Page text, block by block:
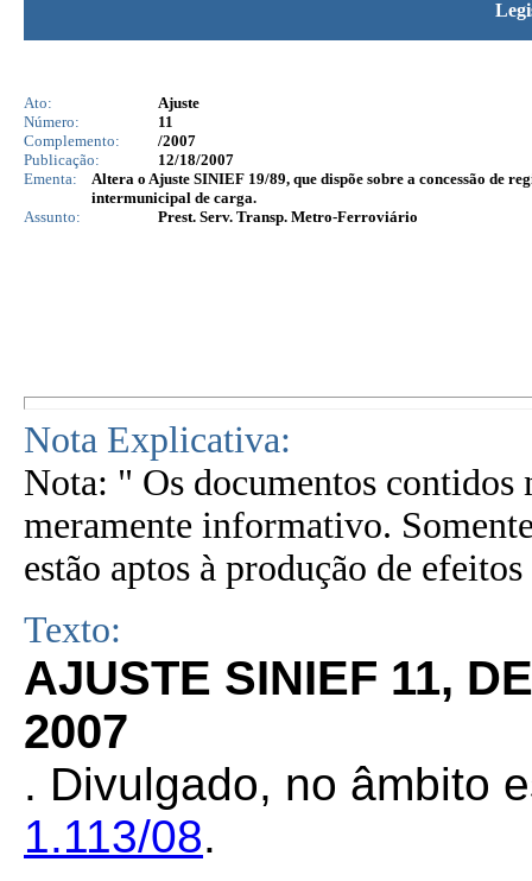
Ato:
Ajuste
Número:
11
Complemento:
/2007
Publicação:
12/18/2007
Ementa:
Altera o Ajuste SINIEF 19/89, que dispõe sobre a concessão de
intermunicipal de carga.
Assunto:
Prest. Serv. Transp. Metro-Ferroviário
Nota Explicativa:
Nota: " Os documentos contidos
meramente informativo.
estão aptos à produção de
Texto:
AJUSTE SINIEF 11,
2007
. Divulgado, no âmbito
1.113/08.